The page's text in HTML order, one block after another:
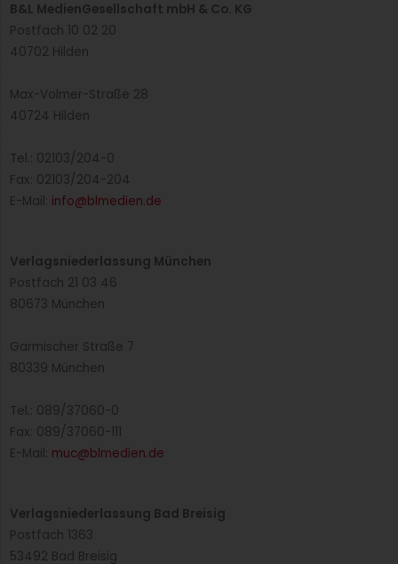
B&L MedienGesellschaft mbH & Co. KG
Postfach 10 02 20
40702 Hilden
Max-Volmer-Straße 28
40724 Hilden
Tel.: 02103/204-0
Fax: 02103/204-204
E-Mail: info@blmedien.de
Verlagsniederlassung München
Postfach 21 03 46
80673 München
Garmischer Straße 7
80339 München
Tel.: 089/37060-0
Fax: 089/37060-111
E-Mail: muc@blmedien.de
Verlagsniederlassung Bad Breisig
Postfach 1363
53492 Bad Breisig